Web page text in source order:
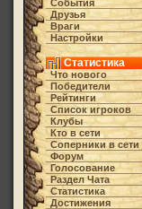
События
Друзья
Враги
Настройки
Статистика
Что нового
Победители
Рейтинги
Список игроков
Клубы
Кто в cети
Соперники в сети
Форум
Голосование
Раздел Чата
Статистика
Достижения